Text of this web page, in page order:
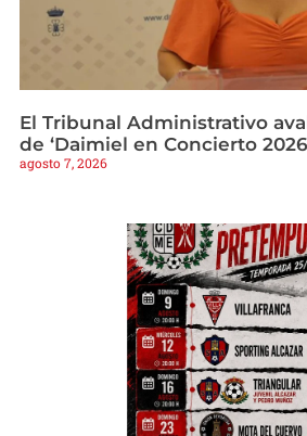
El Tribunal Administrativo
de ‘Daimiel en Concierto
agosto 7, 2026